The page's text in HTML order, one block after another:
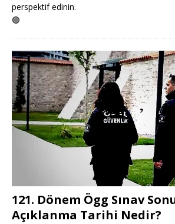
perspektif edinin.
🟢
121. Dönem Ögg Sınav
Açıklanma Tarihi Nedir?